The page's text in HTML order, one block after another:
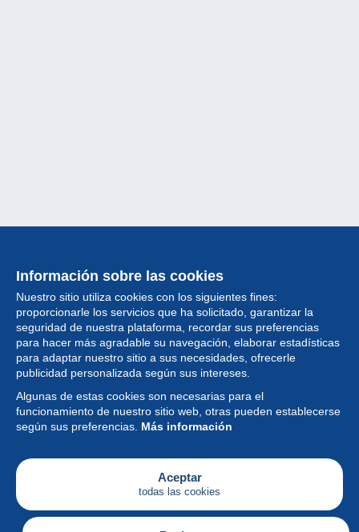
Información sobre las cookies
Nuestro sitio utiliza cookies con los siguientes fines:
proporcionarle los servicios que ha solicitado, garantizar la
seguridad de nuestra plataforma, recordar sus preferencias
para hacer más agradable su navegación, elaborar estadísticas
para adaptar nuestro sitio a sus necesidades, ofrecerle
publicidad personalizada según sus intereses.
Algunas de estas cookies son necesarias para el
funcionamiento de nuestro sitio web, otras pueden establecerse
según sus preferencias. Más información
Aceptar
todas las cookies
Colección
Noticias
Funcionalidad
Empresa
Servicios